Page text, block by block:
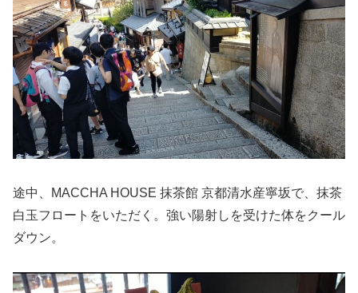
途中、MACCHA HOUSE 抹茶館 京都清水産寧坂で、抹茶
白玉フロートをいただく。強い陽射しを受けた体をクール
ダウン。